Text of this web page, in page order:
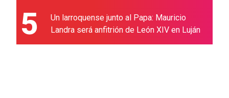
5
Un larroquense junto al Papa: Mauricio
Landra será anfitrión de León XIV en Luján